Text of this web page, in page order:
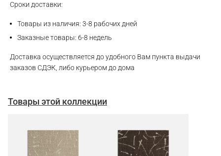
Сроки доставки:
Товары из наличия: 3-8 рабочих дней
Заказные товары: 6-8 недель
Доставка осуществляется до удобного Вам пункта выдачи
заказов СДЭК, либо курьером до дома
Товары этой коллекции